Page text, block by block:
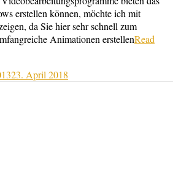
erstellen können, möchte ich mit
da Sie hier sehr schnell zum
Animationen erstellenRead
23. April 2018